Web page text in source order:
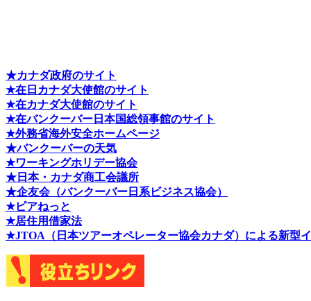
★カナダ政府のサイト
★在日カナダ大使館のサイト
★在カナダ大使館のサイト
★在バンクーバー日本国総領事館のサイト
★外務省海外安全ホームページ
★バンクーバーの天気
★ワーキングホリデー協会
★日本・カナダ商工会議所
★企友会（バンクーバー日系ビジネス協会）
★ピアねっと
★居住用借家法
★JTOA（日本ツアーオペレーター協会カナダ）による新型